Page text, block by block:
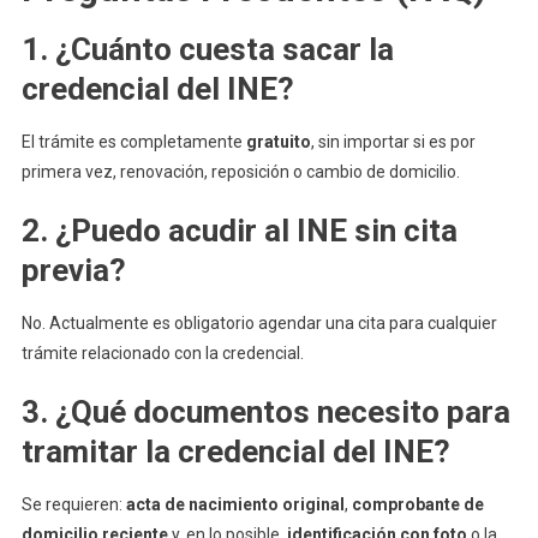
1. ¿Cuánto cuesta sacar la
credencial del INE?
El trámite es completamente gratuito, sin importar si es por
primera vez, renovación, reposición o cambio de domicilio.
2. ¿Puedo acudir al INE sin cita
previa?
No. Actualmente es obligatorio agendar una cita para cualquier
trámite relacionado con la credencial.
3. ¿Qué documentos necesito para
tramitar la credencial del INE?
Se requieren: acta de nacimiento original , comprobante de